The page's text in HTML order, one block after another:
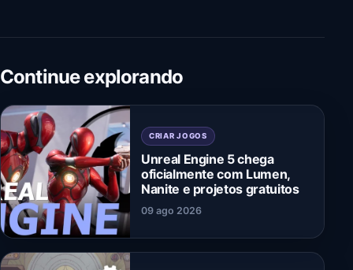
Continue explorando
CRIAR JOGOS
Unreal Engine 5 chega
oficialmente com Lumen,
Nanite e projetos gratuitos
09 ago 2026